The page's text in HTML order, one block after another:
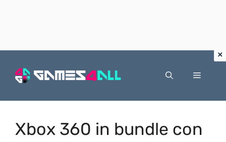
Menu
Xbox 360 in bundle con